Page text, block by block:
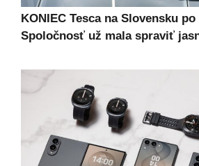
KONIEC Tesca na Slovensku
Spoločnosť už mala spraviť